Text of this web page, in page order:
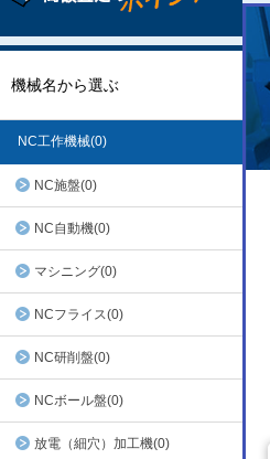
機械名から選ぶ
NC工作機械(0)
NC施盤(0)
NC自動機(0)
マシニング(0)
NCフライス(0)
NC研削盤(0)
NCボール盤(0)
放電（細穴）加工機(0)